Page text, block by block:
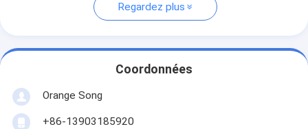
Regardez plus
Coordonnées
Orange Song
+86-13903185920